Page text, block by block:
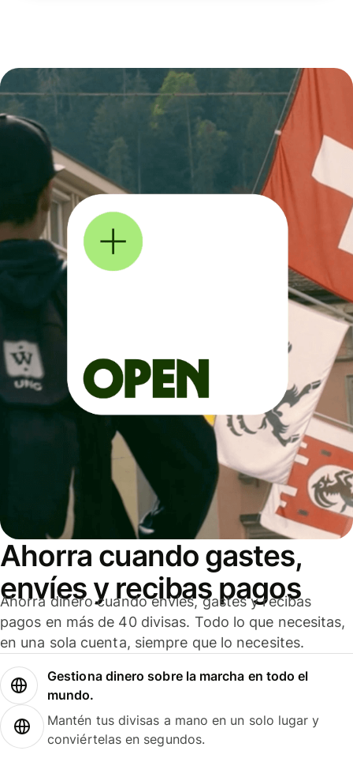
Ahorra cuando gastes,
envíes y recibas pagos
Ahorra dinero cuando envíes, gastes y recibas
pagos en más de 40 divisas. Todo lo que necesitas,
en una sola cuenta, siempre que lo necesites.
Gestiona dinero sobre la marcha en todo el
mundo.
Mantén tus divisas a mano en un solo lugar y
conviértelas en segundos.